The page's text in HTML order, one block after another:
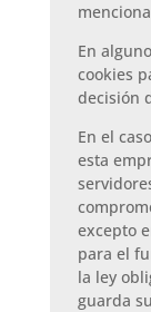
En
cookies
decisión
En el
esta
excepto
para el
la ley
guarda